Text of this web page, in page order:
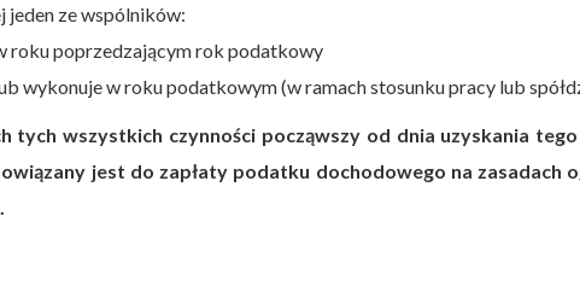
jeden ze wspólników:
roku poprzedzającym rok podatkowy
wykonuje w roku podatkowym (w ramach stosunku pracy lub
tych wszystkich czynności począwszy od dnia uzyskania
jest do zapłaty podatku dochodowego na zasadach